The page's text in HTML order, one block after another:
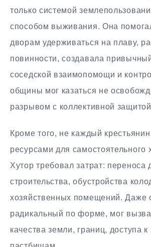
только системой
способом выживания. Она
дворам удерживаться на плаву,
повинности, создавала
соседской взаимопомощи и
общины мог казаться не
разрывом с коллективной
Кроме того, не каждый
ресурсами для самостоятельного
Хутор требовал затрат: переноса
строительства, обустройства
хозяйственных помещений. Даже
радикальный по форме, мог
качества земли, границ, доступа